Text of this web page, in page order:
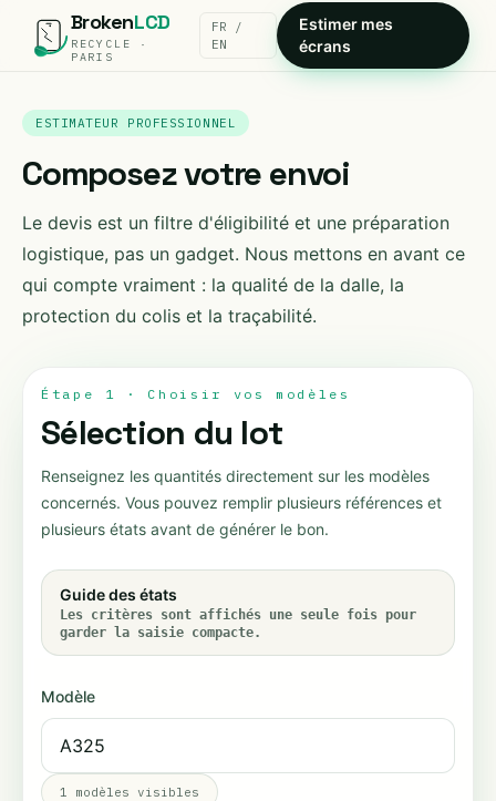
BrokenLCD
RECYCLE ·
PARIS
FR /
EN
Estimer mes
écrans
ESTIMATEUR PROFESSIONNEL
Composez votre envoi
Le devis est un filtre d'éligibilité et une préparation
logistique, pas un gadget. Nous mettons en avant ce
qui compte vraiment : la qualité de la dalle, la
protection du colis et la traçabilité.
Étape 1 · Choisir vos modèles
Sélection du lot
Renseignez les quantités directement sur les modèles
concernés. Vous pouvez remplir plusieurs références et
plusieurs états avant de générer le bon.
Guide des états
Les critères sont affichés une seule fois pour
garder la saisie compacte.
Modèle
1 modèles visibles